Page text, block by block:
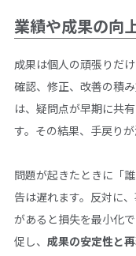
業績や成果の向
成果は個人の頑張りだ
確認、修正、改善の積
は、疑問点が早期に共
す。その結果、手戻り
問題が起きたときに「
告は遅れます。反対に
があると損失を最小化
促し、 成果の安定性と